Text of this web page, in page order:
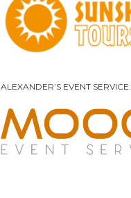
ALEXANDER’S EVENT SERVICE: